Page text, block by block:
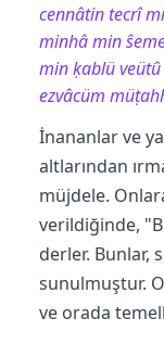
cennâtin tecrî
minhâ min
min ḳablü
ezvâcüm
İnananlar ve
altlarından
müjdele.
verildiğinde,
derler. Bunlar,
sunulmuştur.
ve orada